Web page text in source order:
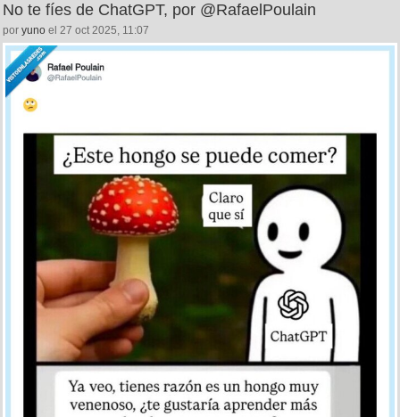
No te fíes de ChatGPT, por @RafaelPoulain
por yuno el 27 oct 2025, 11:07